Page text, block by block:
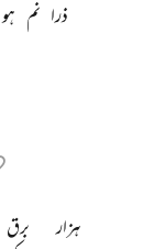
ذرا نم ہو
ہزار برق